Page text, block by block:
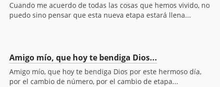
Cuando me acuerdo de todas las cosas que hemos vivido, no
puedo sino pensar que esta nueva etapa estará llena...
Amigo mío, que hoy te bendiga Dios...
Amigo mío, que hoy te bendiga Dios por este hermoso día,
por el cambio de número, por el cambio de etapa...